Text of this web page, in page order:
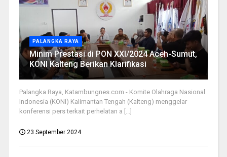
PALANGKA RAYA
Minim Prestasi di PON XXI/2024 Aceh-Sumut,
KONI Kalteng Berikan Klarifikasi
Palangka Raya, Katambungnes.com - Komite Olahraga Nasional
Indonesia (KONI) Kalimantan Tengah (Kalteng) menggelar
konferensi pers terkait perhelatan a [...]
23 September 2024